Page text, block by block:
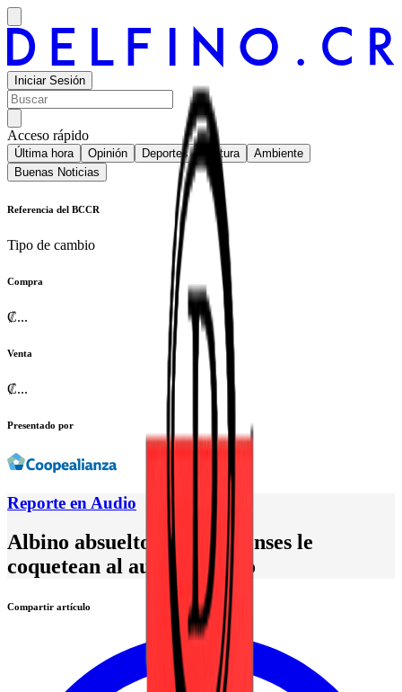
Iniciar Sesión
Acceso rápido
Última hora Opinión Deportes Cultura
Ambiente
Buenas Noticias
Referencia del BCCR
Tipo de cambio
Compra
₡...
Venta
₡...
Presentado por
Reporte en Audio
Albino absuelto, costarricenses le
coquetean al autoritarismo
Compartir artículo